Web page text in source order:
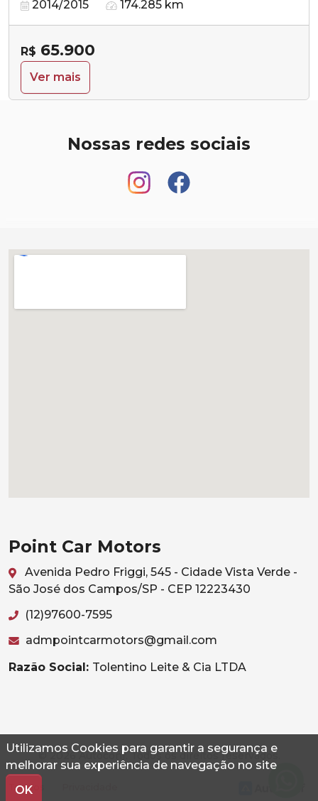
Utilizamos Cookies para garantir a segurança e
melhorar sua experiência de navegação no site
OK
2014/2015 174.285 km
R$ 65.900
Ver mais
Nossas redes sociais
Point Car Motors
Avenida Pedro Friggi, 545 - Cidade Vista Verde -
São José dos Campos/SP - CEP 12223430
(12)97600-7595
admpointcarmotors@gmail.com
Razão Social: Tolentino Leite & Cia LTDA
© 2026 Autoconf. Todos os direitos reservados.
Termos